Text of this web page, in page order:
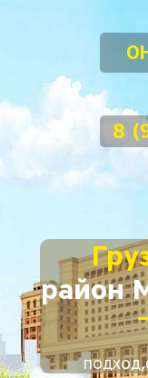
8
район